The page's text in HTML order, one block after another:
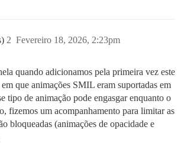
Fevereiro 18, 2026, 2:23pm
2
quando adicionamos pela primeira vez este
que animações SMIL eram suportadas em
tipo de animação pode engasgar enquanto o
fizemos um acompanhamento para limitar as
bloqueadas (animações de opacidade e